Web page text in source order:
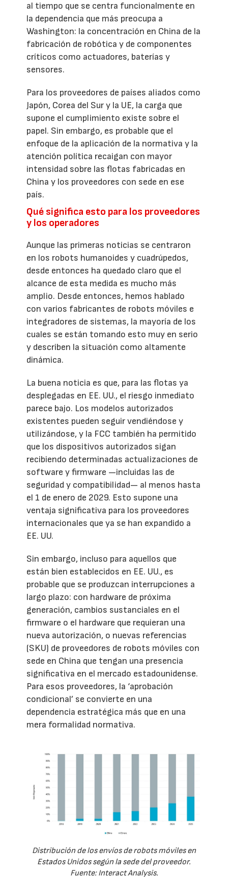
al tiempo que se centra funcionalmente en
la dependencia que más preocupa a
Washington: la concentración en China de la
fabricación de robótica y de componentes
críticos como actuadores, baterías y
sensores.
Para los proveedores de países aliados como
Japón, Corea del Sur y la UE, la carga que
supone el cumplimiento existe sobre el
papel. Sin embargo, es probable que el
enfoque de la aplicación de la normativa y la
atención política recaigan con mayor
intensidad sobre las flotas fabricadas en
China y los proveedores con sede en ese
país.
Qué significa esto para los proveedores
y los operadores
Aunque las primeras noticias se centraron
en los robots humanoides y cuadrúpedos,
desde entonces ha quedado claro que el
alcance de esta medida es mucho más
amplio. Desde entonces, hemos hablado
con varios fabricantes de robots móviles e
integradores de sistemas, la mayoría de los
cuales se están tomando esto muy en serio
y describen la situación como altamente
dinámica.
La buena noticia es que, para las flotas ya
desplegadas en EE. UU., el riesgo inmediato
parece bajo. Los modelos autorizados
existentes pueden seguir vendiéndose y
utilizándose, y la FCC también ha permitido
que los dispositivos autorizados sigan
recibiendo determinadas actualizaciones de
software y firmware —incluidas las de
seguridad y compatibilidad— al menos hasta
el 1 de enero de 2029. Esto supone una
ventaja significativa para los proveedores
internacionales que ya se han expandido a
EE. UU.
Sin embargo, incluso para aquellos que
están bien establecidos en EE. UU., es
probable que se produzcan interrupciones a
largo plazo: con hardware de próxima
generación, cambios sustanciales en el
firmware o el hardware que requieran una
nueva autorización, o nuevas referencias
(SKU) de proveedores de robots móviles con
sede en China que tengan una presencia
significativa en el mercado estadounidense.
Para esos proveedores, la ‘aprobación
condicional’ se convierte en una
dependencia estratégica más que en una
mera formalidad normativa.
Distribución de los envíos de robots móviles en
Estados Unidos según la sede del proveedor.
Fuente: Interact Analysis.